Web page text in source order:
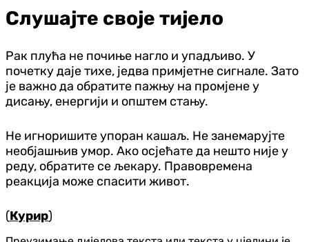
Слушајте своје тијело
Рак плућа не почиње нагло и упадљиво. У
почетку даје тихе, једва примјетне сигнале. Зато
је важно да обратите пажњу на промјене у
дисању, енергији и општем стању.
Не игноришите упоран кашаљ. Не занемарујте
необјашњив умор. Ако осјећате да нешто није у
реду, обратите се љекару. Правовремена
реакција може спасити живот.
(Курир)